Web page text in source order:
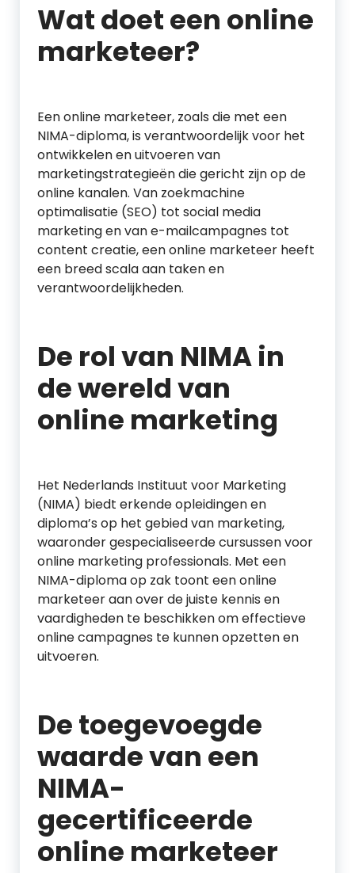
Wat doet een online
marketeer?
Een online marketeer, zoals die met een
NIMA-diploma, is verantwoordelijk voor het
ontwikkelen en uitvoeren van
marketingstrategieën die gericht zijn op de
online kanalen. Van zoekmachine
optimalisatie (SEO) tot social media
marketing en van e-mailcampagnes tot
content creatie, een online marketeer heeft
een breed scala aan taken en
verantwoordelijkheden.
De rol van NIMA in
de wereld van
online marketing
Het Nederlands Instituut voor Marketing
(NIMA) biedt erkende opleidingen en
diploma’s op het gebied van marketing,
waaronder gespecialiseerde cursussen voor
online marketing professionals. Met een
NIMA-diploma op zak toont een online
marketeer aan over de juiste kennis en
vaardigheden te beschikken om effectieve
online campagnes te kunnen opzetten en
uitvoeren.
De toegevoegde
waarde van een
NIMA-
gecertificeerde
online marketeer